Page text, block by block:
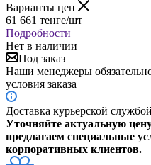
Варианты цен
61 661 тенге/шт
Подробности
Нет в наличии
Под заказ
Наши менеджеры
условия заказа
Доставка курьерской
Уточняйте актуальную
предлагаем специальные
корпоративных клиентов.